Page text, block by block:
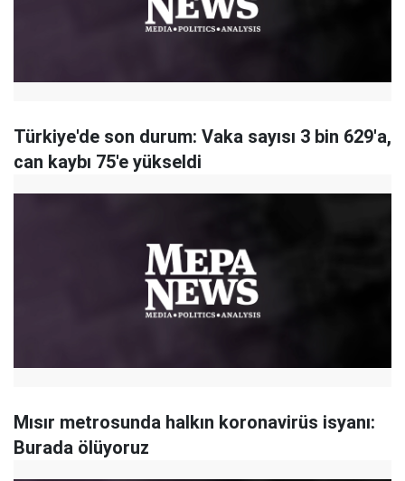
Türkiye'de son durum: Vaka sayısı 3 bin 629'a,
can kaybı 75'e yükseldi
Mısır metrosunda halkın koronavirüs isyanı:
Burada ölüyoruz